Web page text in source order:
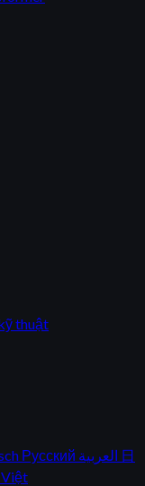
thuật
Русский
日